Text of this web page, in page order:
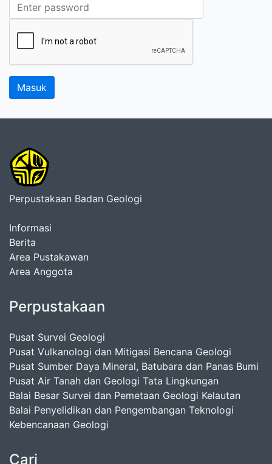
Perpustakaan Badan Geologi
Informasi
Berita
Area Pustakawan
Area Anggota
Perpustakaan
Pusat Survei Geologi
Pusat Vulkanologi dan Mitigasi Bencana Geologi
Pusat Sumber Daya Mineral, Batubara dan Panas Bumi
Pusat Air Tanah dan Geologi Tata Lingkungan
Balai Besar Survei dan Pemetaan Geologi Kelautan
Balai Penyelidikan dan Pengembangan Teknologi
Kebencanaan Geologi
Cari